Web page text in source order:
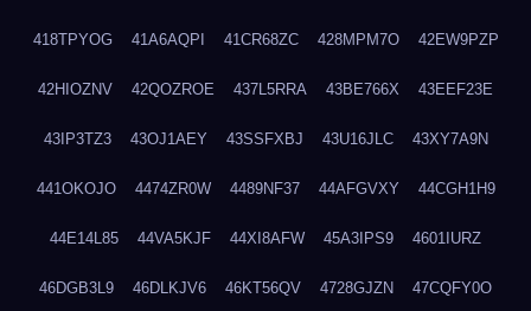
418TPYOG 41A6AQPI 41CR68ZC 428MPM7O 42EW9PZP
42HIOZNV 42QOZROE 437L5RRA 43BE766X 43EEF23E
43IP3TZ3 43OJ1AEY 43SSFXBJ 43U16JLC 43XY7A9N
441OKOJO 4474ZR0W 4489NF37 44AFGVXY 44CGH1H9
44E14L85 44VA5KJF 44XI8AFW 45A3IPS9 4601IURZ
46DGB3L9 46DLKJV6 46KT56QV 4728GJZN 47CQFY0O